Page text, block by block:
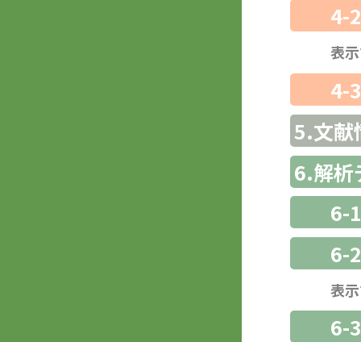
4-
表
4-
5.文献
6.解析
6-
6-
表
6-